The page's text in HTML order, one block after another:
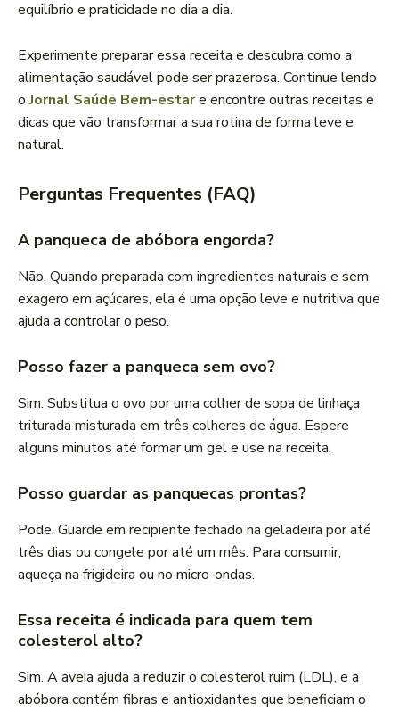
equilíbrio e praticidade no dia a dia.
Experimente preparar essa receita e descubra como a
alimentação saudável pode ser prazerosa. Continue lendo
oJornal Saúde Bem-estare encontre outras receitas e
dicas que vão transformar a sua rotina de forma leve e
natural.
Perguntas Frequentes (FAQ)
A panqueca de abóbora engorda?
Não. Quando preparada com ingredientes naturais e sem
exagero em açúcares, ela é uma opção leve e nutritiva que
ajuda a controlar o peso.
Posso fazer a panqueca sem ovo?
Sim. Substitua o ovo por uma colher de sopa de linhaça
triturada misturada em três colheres de água. Espere
alguns minutos até formar um gel e use na receita.
Posso guardar as panquecas prontas?
Pode. Guarde em recipiente fechado na geladeira por até
três dias ou congele por até um mês. Para consumir,
aqueça na frigideira ou no micro-ondas.
Essa receita é indicada para quem tem
colesterol alto?
Sim. A aveia ajuda a reduzir o colesterol ruim (LDL), e a
abóbora contém fibras e antioxidantes que beneficiam o